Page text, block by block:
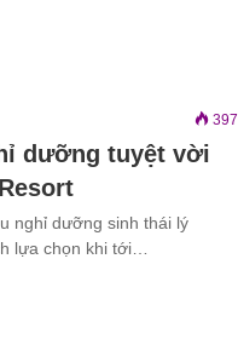
397
dưỡng tuyệt vời
nghỉ dưỡng sinh thái lý
lựa chọn khi tới…